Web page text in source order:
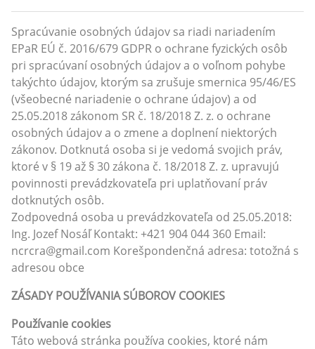
Spracúvanie osobných údajov sa riadi nariadením
EPaR EÚ č. 2016/679 GDPR o ochrane fyzických osôb
pri spracúvaní osobných údajov a o voľnom pohybe
takýchto údajov, ktorým sa zrušuje smernica 95/46/ES
(všeobecné nariadenie o ochrane údajov) a od
25.05.2018 zákonom SR č. 18/2018 Z. z. o ochrane
osobných údajov a o zmene a doplnení niektorých
zákonov. Dotknutá osoba si je vedomá svojich práv,
ktoré v § 19 až § 30 zákona č. 18/2018 Z. z. upravujú
povinnosti prevádzkovateľa pri uplatňovaní práv
dotknutých osôb.
Zodpovedná osoba u prevádzkovateľa od 25.05.2018:
Ing. Jozef Nosáľ Kontakt: +421 904 044 360 Email:
ncrcra@gmail.com Korešpondenčná adresa: totožná s
adresou obce
ZÁSADY POUŽÍVANIA SÚBOROV COOKIES
Používanie cookies
Táto webová stránka používa cookies, ktoré nám